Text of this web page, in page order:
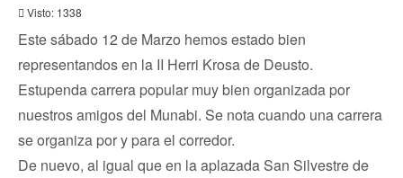
Visto: 1338
Este sábado 12 de Marzo hemos estado bien
representandos en la II Herri Krosa de Deusto.
Estupenda carrera popular muy bien organizada por
nuestros amigos del Munabi. Se nota cuando una carrera
se organiza por y para el corredor.
De nuevo, al igual que en la aplazada San Silvestre de